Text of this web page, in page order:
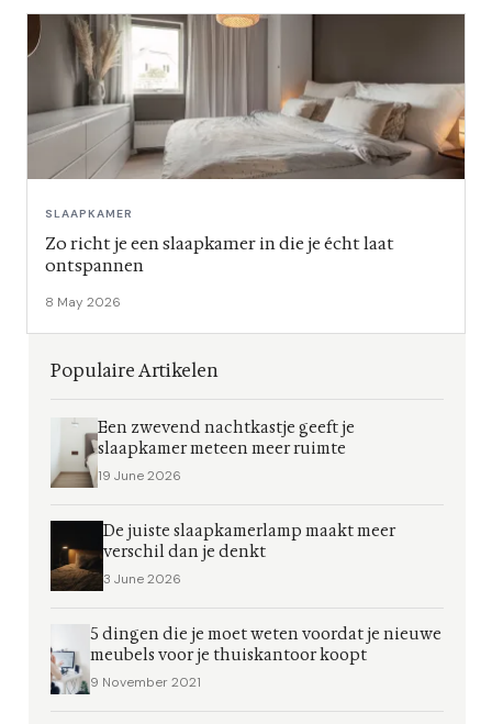
SLAAPKAMER
Zo richt je een slaapkamer in die je écht laat
ontspannen
8 May 2026
Populaire Artikelen
Een zwevend nachtkastje geeft je
slaapkamer meteen meer ruimte
19 June 2026
De juiste slaapkamerlamp maakt meer
verschil dan je denkt
3 June 2026
5 dingen die je moet weten voordat je nieuwe
meubels voor je thuiskantoor koopt
9 November 2021